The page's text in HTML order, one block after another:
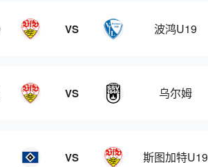
VS 波鸿U19
VS 乌尔姆
VS 斯图加特U19